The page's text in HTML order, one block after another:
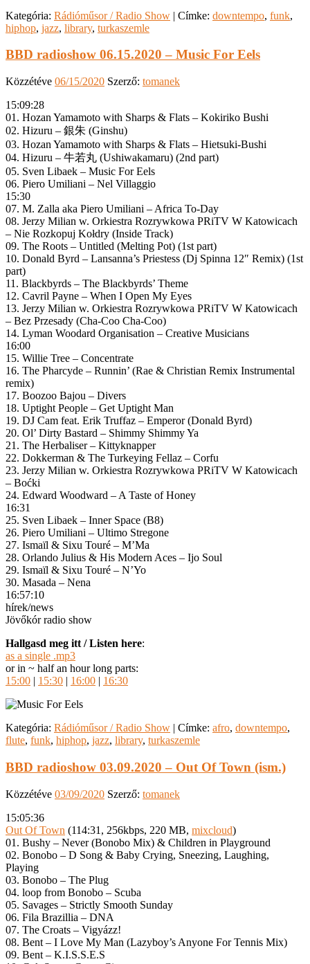
Kategória: Rádióműsor / Radio Show | Címke: downtempo, funk,
hiphop, jazz, library, turkaszemle
BBD radioshow 06.15.2020 – Music For Eels
Közzétéve 06/15/2020 Szerző: tomanek
15:09:28
01. Hozan Yamamoto with Sharps & Flats – Kokiriko Bushi
02. Hizuru – 銀朱 (Ginshu)
03. Hozan Yamamoto with Sharps & Flats – Hietsuki-Bushi
04. Hizuru – 牛若丸 (Ushiwakamaru) (2nd part)
05. Sven Libaek – Music For Eels
06. Piero Umiliani – Nel Villaggio
15:30
07. M. Zalla aka Piero Umiliani – Africa To-Day
08. Jerzy Milian w. Orkiestra Rozrywkowa PRiTV W Katowicach
– Nie Rozkopuj Kołdry (Inside Track)
09. The Roots – Untitled (Melting Pot) (1st part)
10. Donald Byrd – Lansanna’s Priestess (Dj Spinna 12″ Remix) (1st
part)
11. Blackbyrds – The Blackbyrds’ Theme
12. Cavril Payne – When I Open My Eyes
13. Jerzy Milian w. Orkiestra Rozrywkowa PRiTV W Katowicach
– Bez Przesady (Cha-Coo Cha-Coo)
14. Lyman Woodard Organisation – Creative Musicians
16:00
15. Willie Tree – Concentrate
16. The Pharcyde – Runnin’ (Rae & Christian Remix Instrumental
remix)
17. Boozoo Bajou – Divers
18. Uptight People – Get Uptight Man
19. DJ Cam feat. Erik Truffaz – Emperor (Donald Byrd)
20. Ol’ Dirty Bastard – Shimmy Shimmy Ya
21. The Herbaliser – Kittyknapper
22. Dokkerman & The Turkeying Fellaz – Corfu
23. Jerzy Milian w. Orkiestra Rozrywkowa PRiTV W Katowicach
– Boćki
24. Edward Woodward – A Taste of Honey
16:31
25. Sven Libaek – Inner Space (B8)
26. Piero Umiliani – Ultimo Stregone
27. Ismaïl & Sixu Touré – M’Ma
28. Orlando Julius & His Modern Aces – Ijo Soul
29. Ismaïl & Sixu Touré – N’Yo
30. Masada – Nena
16:57:10
hírek/news
Jövőkór radio show
Hallgasd meg itt / Listen here:
as a single .mp3
or in ~ half an hour long parts:
15:00 | 15:30 | 16:00 | 16:30
Kategória: Rádióműsor / Radio Show | Címke: afro, downtempo,
flute, funk, hiphop, jazz, library, turkaszemle
BBD radioshow 03.09.2020 – Out Of Town (ism.)
Közzétéve 03/09/2020 Szerző: tomanek
15:05:36
Out Of Town (114:31, 256kbps, 220 MB, mixcloud)
01. Bushy – Never (Bonobo Mix) & Children in Playground
02. Bonobo – D Song & Baby Crying, Sneezing, Laughing,
Playing
03. Bonobo – The Plug
04. loop from Bonobo – Scuba
05. Savages – Strictly Smooth Sunday
06. Fila Brazillia – DNA
07. The Croats – Vigyázz!
08. Bent – I Love My Man (Lazyboy’s Anyone For Tennis Mix)
09. Bent – K.I.S.S.E.S